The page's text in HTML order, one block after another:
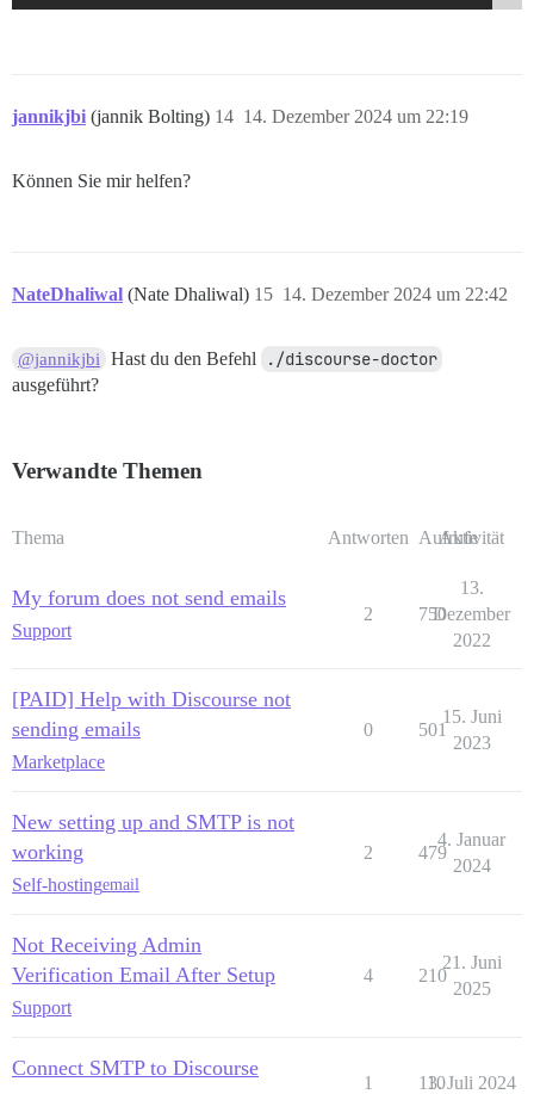
jannikjbi (jannik Bolting) 14. Dezember 2024 um 22:19
14
Können Sie mir helfen?
NateDhaliwal (Nate Dhaliwal) 14. Dezember 2024 um 22:42
15
@jannikjbi Hast du den Befehl ./discourse-doctor
ausgeführt?
Verwandte Themen
Thema Antworten Aufrufe
Aktivität
My forum does not send emails
Support
2 750
13.
Dezember
2022
[PAID] Help with Discourse not
sending emails
Marketplace
0 501
15. Juni
2023
New setting up and SMTP is not
working
Self-hostingemail
2 479
4. Januar
2024
Not Receiving Admin
Verification Email After Setup
Support
4 210
21. Juni
2025
Connect SMTP to Discourse
1 110
3. Juli 2024